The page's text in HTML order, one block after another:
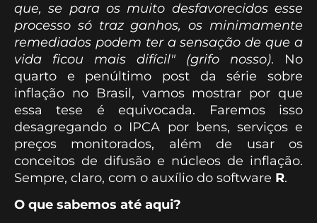
que, se para os muito desfavorecidos esse
processo só traz ganhos, os minimamente
remediados podem ter a sensação de que a
vida ficou mais difícil" (grifo nosso). No
quarto e penúltimo post da série sobre
inflação no Brasil, vamos mostrar por que
essa tese é equivocada. Faremos isso
desagregando o IPCA por bens, serviços e
preços monitorados, além de usar os
conceitos de difusão e núcleos de inflação.
Sempre, claro, com o auxílio do software R.
O que sabemos até aqui?